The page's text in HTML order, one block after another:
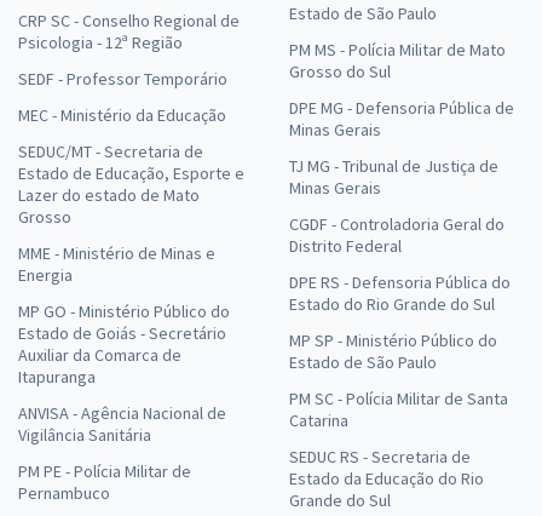
CRP SC - Conselho Regional de
Psicologia - 12ª Região
SEDF - Professor Temporário
MEC - Ministério da Educação
SEDUC/MT - Secretaria de
Estado de Educação, Esporte e
Lazer do estado de Mato
Grosso
MME - Ministério de Minas e
Energia
MP GO - Ministério Público do
Estado de Goiás - Secretário
Auxiliar da Comarca de
Itapuranga
ANVISA - Agência Nacional de
Vigilância Sanitária
PM PE - Polícia Militar de
Pernambuco
Estado de São Paulo
PM MS - Polícia Militar de Mato
Grosso do Sul
DPE MG - Defensoria Pública de
Minas Gerais
TJ MG - Tribunal de Justiça de
Minas Gerais
CGDF - Controladoria Geral do
Distrito Federal
DPE RS - Defensoria Pública do
Estado do Rio Grande do Sul
MP SP - Ministério Público do
Estado de São Paulo
PM SC - Polícia Militar de Santa
Catarina
SEDUC RS - Secretaria de
Estado da Educação do Rio
Grande do Sul